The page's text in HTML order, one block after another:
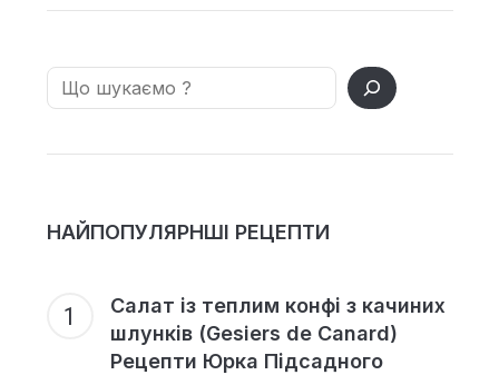
Search
НАЙПОПУЛЯРНШІ РЕЦЕПТИ
Салат із теплим конфі з качиних
шлунків (Gesiers de Canard)
Рецепти Юрка Підсадного